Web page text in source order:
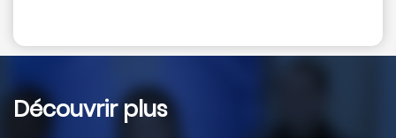
Découvrir plus